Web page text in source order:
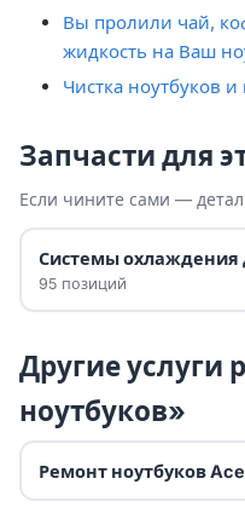
Вы пролили чай,
жидкость на Ваш
Чистка ноутбуков
Запчасти для
Если чините сами —
Системы охлаждения
95 позиций
Другие услуги
ноутбуков»
Ремонт ноутбуков